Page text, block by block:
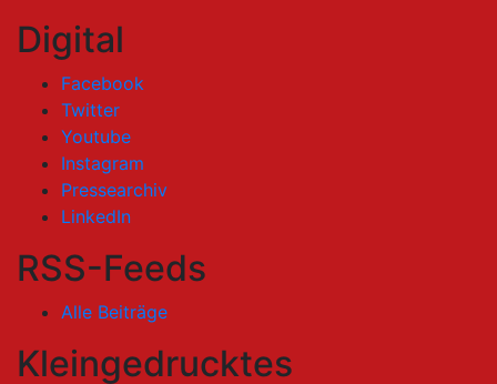
Digital
Facebook
Twitter
Youtube
Instagram
Pressearchiv
LinkedIn
RSS-Feeds
Alle Beiträge
Kleingedrucktes